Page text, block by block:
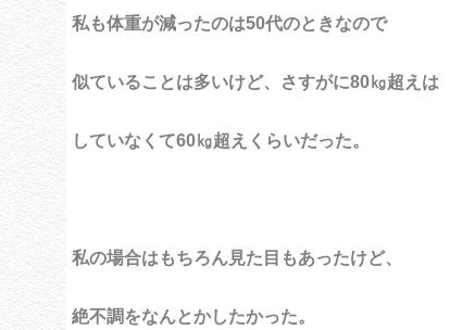
私も体重が減ったのは50代のときなので
似ていることは多いけど、さすがに80㎏超えは
していなくて60㎏超えくらいだった。
私の場合はもちろん見た目もあったけど、
絶不調をなんとかしたかった。